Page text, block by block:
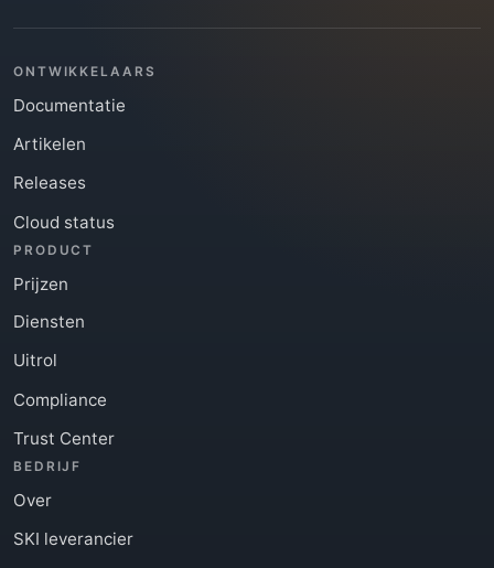
ONTWIKKELAARS
Documentatie
Artikelen
Releases
Cloud status
PRODUCT
Prijzen
Diensten
Uitrol
Compliance
Trust Center
BEDRIJF
Over
SKI leverancier